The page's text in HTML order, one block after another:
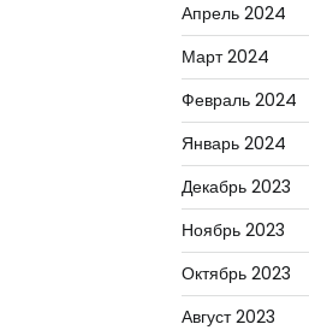
Апрель 2024
Март 2024
Февраль 2024
Январь 2024
Декабрь 2023
Ноябрь 2023
Октябрь 2023
Август 2023